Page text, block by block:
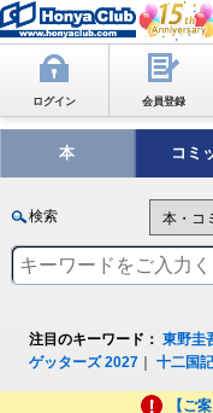
ログイン 会員登録
本 コミ
検索
注目のキーワード： 東野圭
ゲッターズ 2027 ｜十二国
【ご